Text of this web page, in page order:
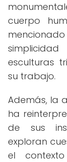
cuerpo
esculturas
su trabajo.
Además, la
ha
de sus
exploran
el